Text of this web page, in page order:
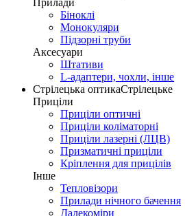
Прилади
Біноклі
Монокуляри
Підзорні труби
Аксесуари
Штативи
L-адаптери, чохли, інше
Стрілецька оптикаСтрілецьке
Приціли
Приціли оптичні
Приціли коліматорні
Приціли лазерні (ЛЦВ)
Призматичні приціли
Кріплення для прицілів
Інше
Тепловізори
Прилади нічного бачення
Далекоміри